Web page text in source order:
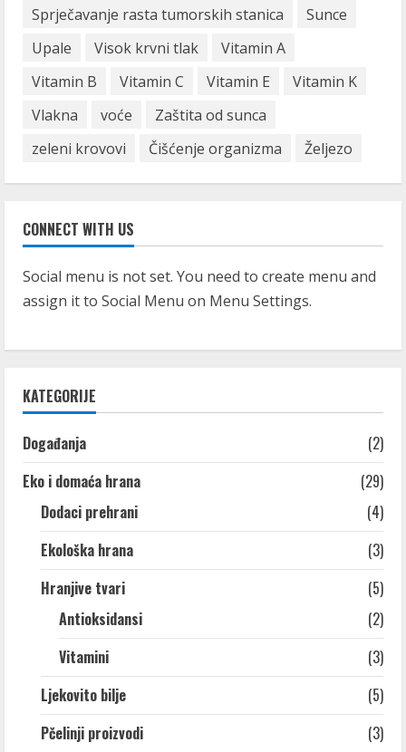
Sprječavanje rasta tumorskih stanica
Sunce
Upale
Visok krvni tlak
Vitamin A
Vitamin B
Vitamin C Vitamin E
Vitamin K
Vlakna
voće
Zaštita od sunca
zeleni krovovi
Čišćenje organizma Željezo
CONNECT WITH US
Social menu is not set. You need to create menu and
assign it to Social Menu on Menu Settings.
KATEGORIJE
Događanja
(2)
Eko i domaća hrana
(29)
Dodaci prehrani
(4)
Ekološka hrana
(3)
Hranjive tvari
(5)
Antioksidansi
(2)
Vitamini
(3)
Ljekovito bilje
(5)
Pčelinji proizvodi
(3)